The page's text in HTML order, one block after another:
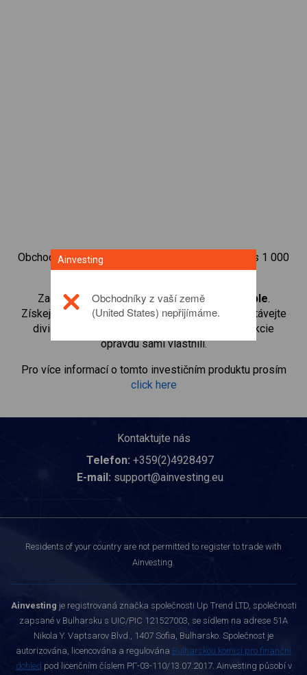
Obchodujte na obchodní platformě Ainvesting přes 1 000
mezinárodních akcií.
Začněte obchodovat CFD naProcter & Gamble.
Získejte přístup ke kurzům v reálném čase a dostávejte
dividendy stejným způsobem, jako kdybyste akcie
opravdu sami vlastnili.
Pro více informací o tomto investičním produktu prosím
click here
Kontaktujte nás
Telefon: +359(2)4928497
E-mail: support@ainvesting.eu
Residents of your country are not permitted to register to trade with
Ainvesting.
Ainvesting je registrovaná značka společnosti Up Trend LTD, společnosti
zapsané v Bulharsku s UIC/PIC 121527003, se sídlem na adrese 51A
Nikola Y. Vaptsarov Blvd., 1407 Sofia, Bulharsko. Společnost je
autorizována, licencována a regulována Bulharskou komisí pro finanční
dohled pod licenčním číslem РГ-03-110/13.07.2017. Ainvesting působí v
Ainvesting
Obchodníky z vaší země
(United States) nepřijímáme.